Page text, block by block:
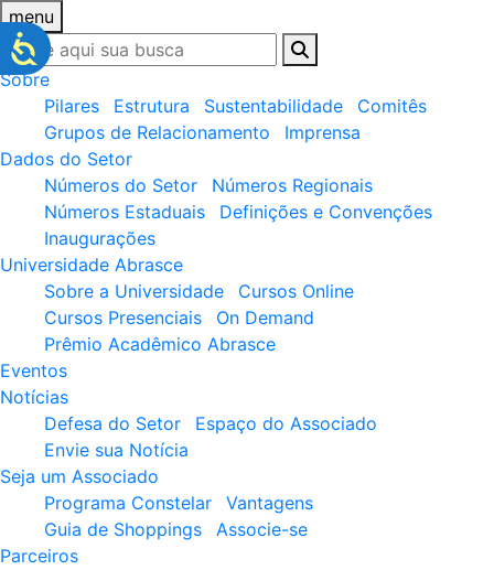
menu
Sobre
Pilares
Estrutura Sustentabilidade
Comitês
Grupos de Relacionamento
Imprensa
Dados do Setor
Números do Setor
Números Regionais
Números Estaduais
Definições e Convenções
Inaugurações
Universidade Abrasce
Sobre a Universidade
Cursos Online
Cursos Presenciais
On Demand
Prêmio Acadêmico Abrasce
Eventos
Notícias
Defesa do Setor
Espaço do Associado
Envie sua Notícia
Seja um Associado
Programa Constelar
Vantagens
Guia de Shoppings
Associe-se
Parceiros